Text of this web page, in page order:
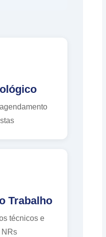
Trabalho
técnicos e
NRs